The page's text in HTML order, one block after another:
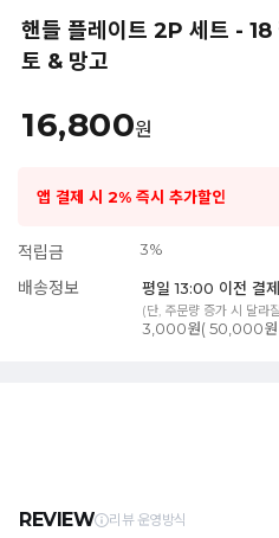
핸들 플레이트 2P 세트 - 18
토 & 망고
16,800원
앱 결제 시 2% 즉시 추가할인
적립금 3%
배송정보 평일 13:00 이전 결제
(단, 주문량 증가 시 달라
3,000원( 50,000원